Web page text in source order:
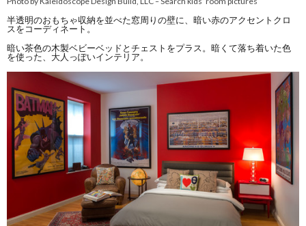
半透明のおもちゃ収納を並べた窓周りの壁に、暗い赤のアクセントクロ
スをコーディネート。
暗い茶色の木製ベビーベッドとチェストをプラス。暗くて落ち着いた色
を使った、大人っぽいインテリア。